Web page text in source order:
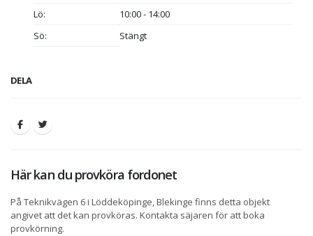
Lö:
10:00 - 14:00
Sö:
Stängt
DELA
Här kan du provköra fordonet
På Teknikvägen 6 i Löddeköpinge, Blekinge finns detta objekt
angivet att det kan provköras. Kontakta säjaren för att boka
provkörning.